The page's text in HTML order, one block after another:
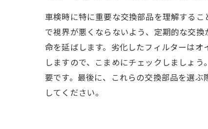
車検時に特に重要な交換部品を理解する
で視界が悪くならないよう、定期的な交
命を延ばします。劣化したフィルターは
しますので、こまめにチェックしましょ
要です。最後に、これらの交換部品を選
してください。